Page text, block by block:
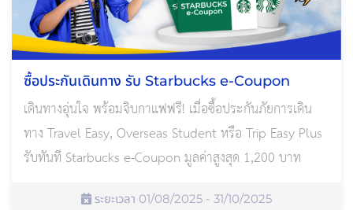
ซื้อประกันเดินทาง รับ Starbucks e-Coupon
เดินทางอุ่นใจ พร้อมจิบกาแฟฟรี! เมื่อซื้อประกันภัยการเดิน
ทาง Travel Easy, Overseas Student หรือ Trip Easy Plus
รับทันที Starbucks e-Coupon มูลค่าสูงสุด 1,200 บาท
ระยะเวลา 01/08/2025 - 31/10/2025